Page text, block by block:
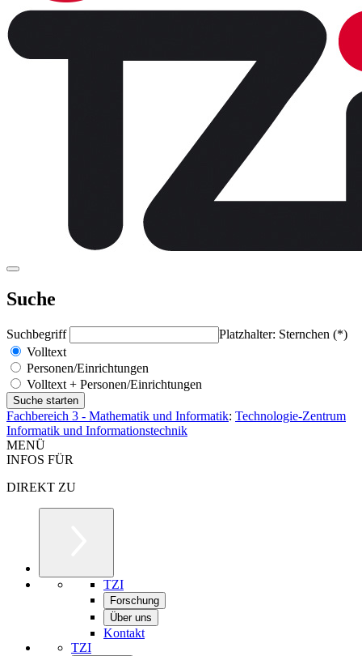
Suche
Suchbegriff
Platzhalter: Sternchen (*)
Volltext
Personen/Einrichtungen
Volltext + Personen/Einrichtungen
Fachbereich 3 - Mathematik und Informatik: Technologie-Zentrum
Informatik und Informationstechnik
MENÜ
INFOS FÜR
DIREKT ZU
TZI
Forschung
Über uns
Kontakt
TZI